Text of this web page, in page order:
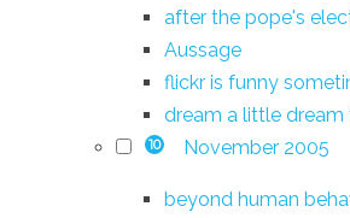
after the pope's
Aussage
flickr is funny
dream a little dream
10 November 2005
beyond human